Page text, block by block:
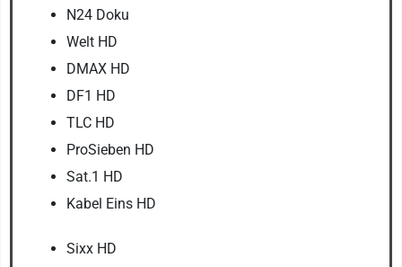
N24 Doku
Welt HD
DMAX HD
DF1 HD
TLC HD
ProSieben HD
Sat.1 HD
Kabel Eins HD
Sixx HD